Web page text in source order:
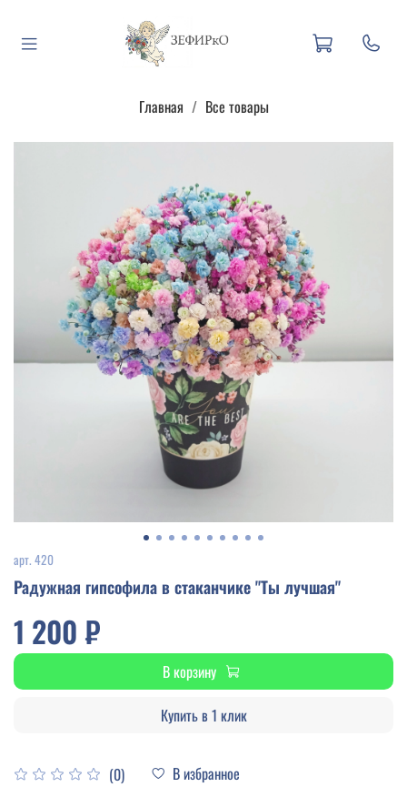
Главная Все товары
арт. 420
Радужная гипсофила в стаканчике "Ты лучшая"
(0) В избранное
1 200 ₽
В корзину
Купить в 1 клик